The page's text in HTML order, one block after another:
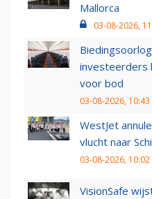
Mallorca
03-08-2026,
investeerders
voor bod
03-08-2026, 10:43
WestJet
vlucht naar
03-08-2026, 10:02
VisionSafe